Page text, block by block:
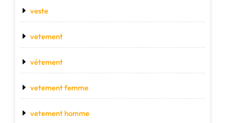
veste
vetement
vétement
vetement femme
vetement homme